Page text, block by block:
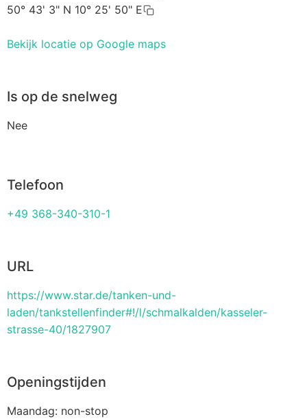
50° 43' 3" N 10° 25' 50" E
Bekijk locatie op Google maps
Is op de snelweg
Nee
Telefoon
+49 368-340-310-1
URL
https://www.star.de/tanken-und-
laden/tankstellenfinder#!/l/schmalkalden/kasseler-
strasse-40/1827907
Openingstijden
Maandag: non-stop